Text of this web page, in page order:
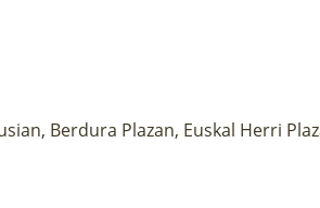
Berdura Plazan, Euskal Herri